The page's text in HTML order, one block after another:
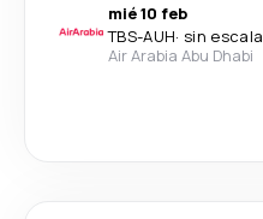
mié 10 feb
TBS-AUH· sin escala
Air Arabia Abu Dhabi